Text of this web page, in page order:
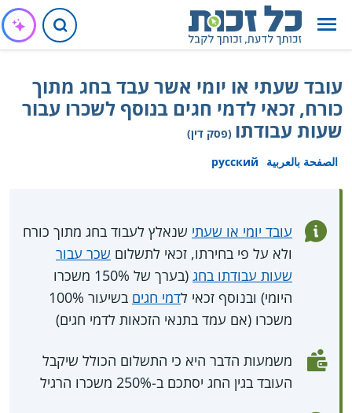
עובד שעתי או יומי אשר עבד בחג מתוך
כורח, זכאי לדמי חגים בנוסף לשכרו עבור
שעות עבודתו (פסק דין)
الصفحة بالعربية
русский
עובד יומי או שעתי שנאלץ לעבוד בחג מתוך כורח
ולא על פי בחירתו, זכאי לתשלום שכר עבור
שעות עבודתו בחג
(בערך של 150% משכרו
היומי) ובנוסף זכאי לדמי חגים
בשיעור 100%
משכרו (אם עמד בתנאי הזכאות לדמי חגים)
משמעות הדבר היא כי התשלום הכולל שיקבל
העובד בגין החג יסתכם ב-250% משכרו הרגיל